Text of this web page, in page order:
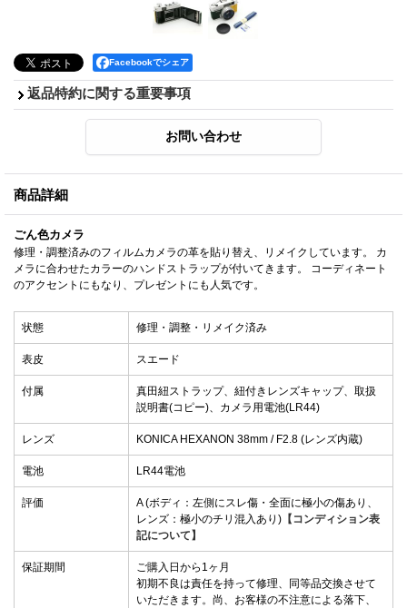
Facebookでシェア
返品特約に関する重要事項
商品詳細
ごん色カメラ
修理・調整済みのフィルムカメラの革を貼り替え、リメイクしています。 カ
メラに合わせたカラーのハンドストラップが付いてきます。 コーディネート
のアクセントにもなり、プレゼントにも人気です。
状態 修理・調整・リメイク済み
表皮 スエード
付属
真田紐ストラップ、紐付きレンズキャップ、取扱
説明書(コピー)、カメラ用電池(LR44)
レンズ KONICA HEXANON 38mm / F2.8 (レンズ内蔵)
電池 LR44電池
評価
A (ボディ：左側にスレ傷・全面に極小の傷あり、
レンズ：極小のチリ混入あり) 【コンディション表
記について】
保証期間
ご購入日から1ヶ月
初期不良は責任を持って修理、同等品交換させて
いただきます。尚、お客様の不注意による落下、